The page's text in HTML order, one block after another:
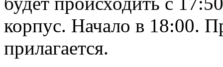
корпус. Начало в 18:00.
прилагается.